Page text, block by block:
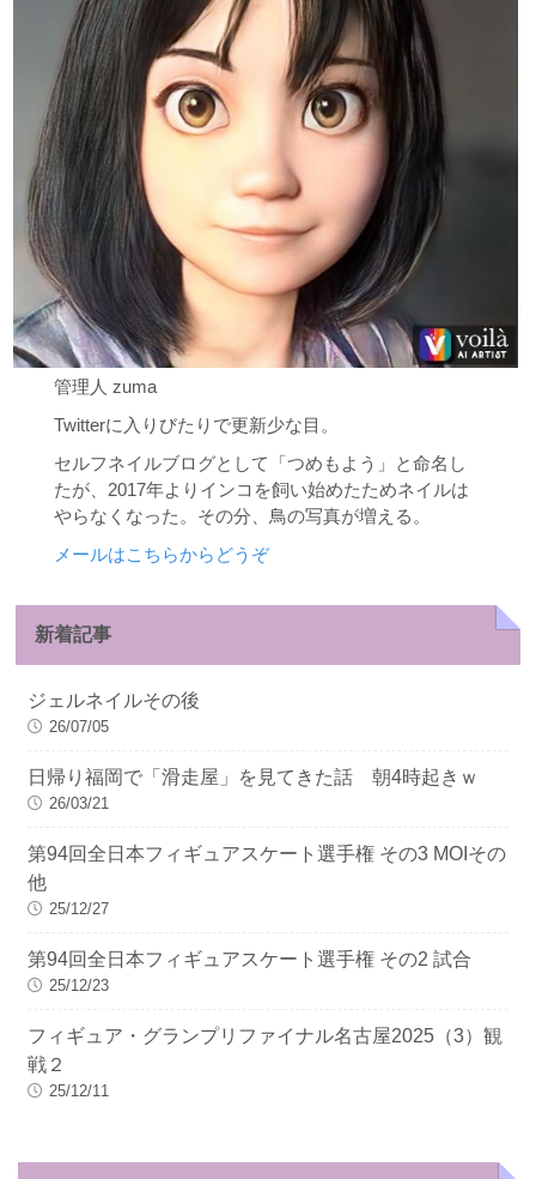
管理人 zuma
Twitterに入りびたりで更新少な目。
セルフネイルブログとして「つめもよう」と命名し
たが、2017年よりインコを飼い始めたためネイルは
やらなくなった。その分、鳥の写真が増える。
メールはこちらからどうぞ
新着記事
ジェルネイルその後
26/07/05
日帰り福岡で「滑走屋」を見てきた話 朝4時起きｗ
26/03/21
第94回全日本フィギュアスケート選手権 その3 MOIその
他
25/12/27
第94回全日本フィギュアスケート選手権 その2 試合
25/12/23
フィギュア・グランプリファイナル名古屋2025（3）観
戦２
25/12/11